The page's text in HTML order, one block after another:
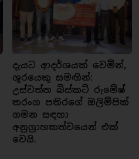
දැයට ආදර්ශයක් වෙමින්,
ශූරයෙකු සමඟින්:
උස්වත්ත බිස්කට් රුමේෂ්
තරංග පතිරගේ ඔලිම්පික්
ගමන සඳහා
අනුග්‍රාහකත්වයෙන් එක්
වෙයි.